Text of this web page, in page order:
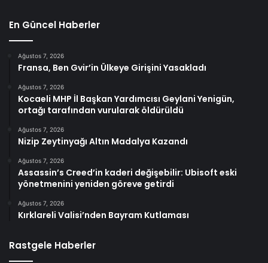
En Güncel Haberler
Ağustos 7, 2026
Fransa, Ben Gvir’in Ülkeye Girişini Yasakladı
Ağustos 7, 2026
Kocaeli MHP İl Başkan Yardımcısı Geylani Yenigün,
ortağı tarafından vurularak öldürüldü
Ağustos 7, 2026
Nizip Zeytinyağı Altın Madalya Kazandı
Ağustos 7, 2026
Assassin’s Creed’in kaderi değişebilir: Ubisoft eski
yönetmenini yeniden göreve getirdi
Ağustos 7, 2026
Kırklareli Valisi’nden Bayram Kutlaması
Rastgele Haberler